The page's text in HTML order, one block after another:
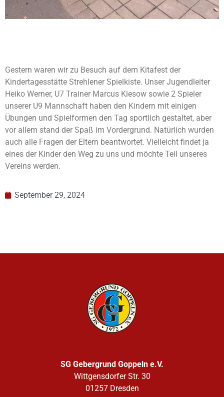
Gestern waren wir zu Besuch auf dem Kitafest der
Kindertagesstätte Strehlener Spielkiste. Unser Jugendleiter
Heiko Werner, U7 Trainer Marcus Kiesow sowie 2 Spieler
unserer U9 Mannschaft haben den Kindern mit einigen
Übungen und Spielformen den Tag sportlich gestaltet, aber
vor allem stand der Spaß im Vordergrund. Natürlich wurden
auch alle Fragen der Eltern beantwortet. Vielleicht findet ja
eines der Kinder den Weg zu uns und möchte Teil unseres
Vereins werden.
September 29, 2024
SG Gebergrund Goppeln e.V.
Wittgensdorfer Str. 30
01257 Dresden